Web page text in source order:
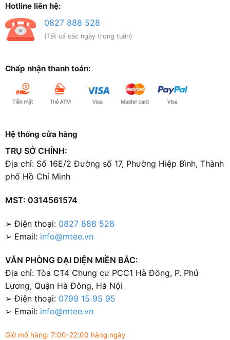
Hotline liên hệ:
0827 888 528
(Tất cả các ngày trong tuần)
Chấp nhận thanh toán:
Hệ thống cửa hàng
TRỤ SỞ CHÍNH:
Địa chỉ: Số 16E/2 Đường số 17, Phường Hiệp Bình, Thành
phố Hồ Chí Minh
MST: 0314561574
➢ Điện thoại: 0827 888 528
➢ Email: info@mtee.vn
VĂN PHÒNG ĐẠI DIỆN MIỀN BẮC:
Địa chỉ: Tòa CT4 Chung cư PCC1 Hà Đông, P. Phú
Lương, Quận Hà Đông, Hà Nội
➢ Điện thoại: 0799 15 95 95
➢ Email: info@mtee.vn
Giờ mở hàng: 7:00-22:00 hàng ngày